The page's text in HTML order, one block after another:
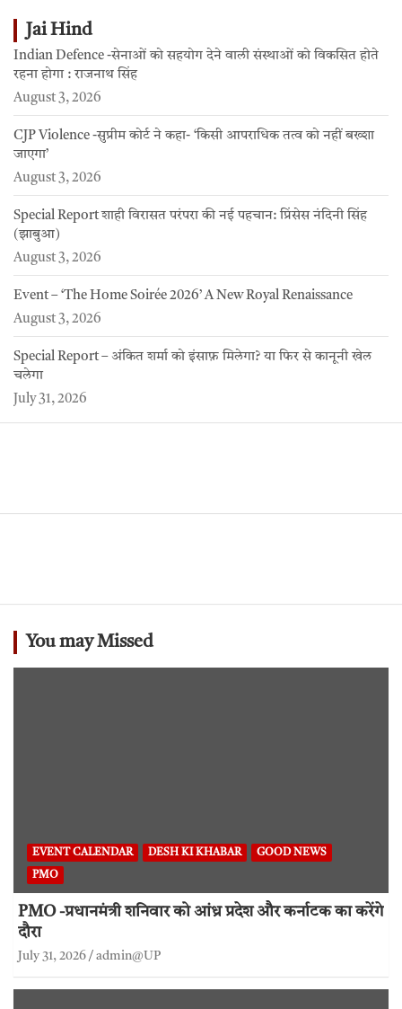
Jai Hind
Indian Defence -सेनाओं को सहयोग देने वाली संस्थाओं को विकसित होते
रहना होगा : राजनाथ सिंह
August 3, 2026
CJP Violence -सुप्रीम कोर्ट ने कहा- ‘किसी आपराधिक तत्व को नहीं बख्शा
जाएगा’
August 3, 2026
Special Report शाही विरासत परंपरा की नई पहचान: प्रिंसेस नंदिनी सिंह
(झाबुआ)
August 3, 2026
Event – ‘The Home Soirée 2026’ A New Royal Renaissance
August 3, 2026
Special Report – अंकित शर्मा को इंसाफ़ मिलेगा? या फिर से कानूनी खेल
चलेगा
July 31, 2026
You may Missed
EVENT CALENDAR DESH KI KHABAR GOOD NEWS
PMO
PMO -प्रधानमंत्री शनिवार को आंध्र प्रदेश और कर्नाटक का करेंगे
दौरा
July 31, 2026 admin@UP